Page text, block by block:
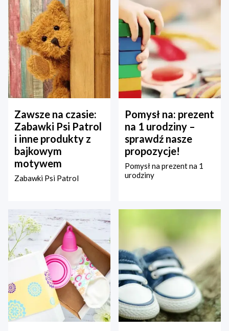
Zawsze na czasie:
Zabawki Psi Patrol
i inne produkty z
bajkowym
motywem
Zabawki Psi Patrol
Pomysł na: prezent
na 1 urodziny –
sprawdź nasze
propozycje!
Pomysł na prezent na 1
urodziny